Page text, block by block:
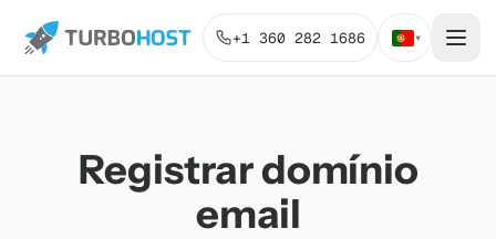
+1 360 282 1686 ▾
Registrar domínio
email